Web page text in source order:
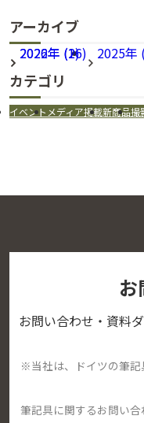
アーカイブ
2026年 (16) 2025年
2022年 (2)
カテゴリ
イベント メディア掲載新商品撮
お問い合わせ・資料
※当社は、ドイツの筆記
筆記具に関するお問い